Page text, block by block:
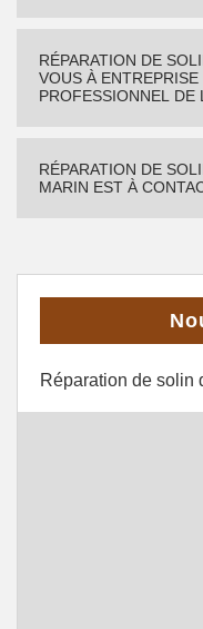
RÉPARATION DE
VOUS À
PROFESSIONNEL DE
RÉPARATION DE
MARIN EST À
Réparation de solin